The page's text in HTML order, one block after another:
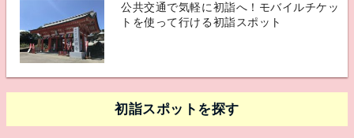
公共交通で気軽に初詣へ！モバイルチケッ
トを使って行ける初詣スポット
初詣スポットを探す